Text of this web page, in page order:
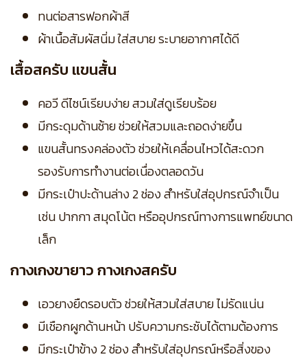
ทนต่อสารฟอกผ้าสี
ผ้าเนื้อสัมผัสนิ่ม ใส่สบาย ระบายอากาศได้ดี
เสื้อสครับ แขนสั้น
คอวี ดีไซน์เรียบง่าย สวมใส่ดูเรียบร้อย
มีกระดุมด้านซ้าย ช่วยให้สวมและถอดง่ายขึ้น
แขนสั้นทรงคล่องตัว ช่วยให้เคลื่อนไหวได้สะดวก
รองรับการทำงานต่อเนื่องตลอดวัน
มีกระเป๋าปะด้านล่าง 2 ช่อง สำหรับใส่อุปกรณ์จำเป็น
เช่น ปากกา สมุดโน้ต หรืออุปกรณ์ทางการแพทย์ขนาด
เล็ก
กางเกงขายาว กางเกงสครับ
เอวยางยืดรอบตัว ช่วยให้สวมใส่สบาย ไม่รัดแน่น
มีเชือกผูกด้านหน้า ปรับความกระชับได้ตามต้องการ
มีกระเป๋าข้าง 2 ช่อง สำหรับใส่อุปกรณ์หรือสิ่งของ